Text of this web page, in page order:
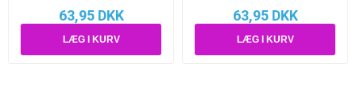
63,95 DKK 63,95 DKK